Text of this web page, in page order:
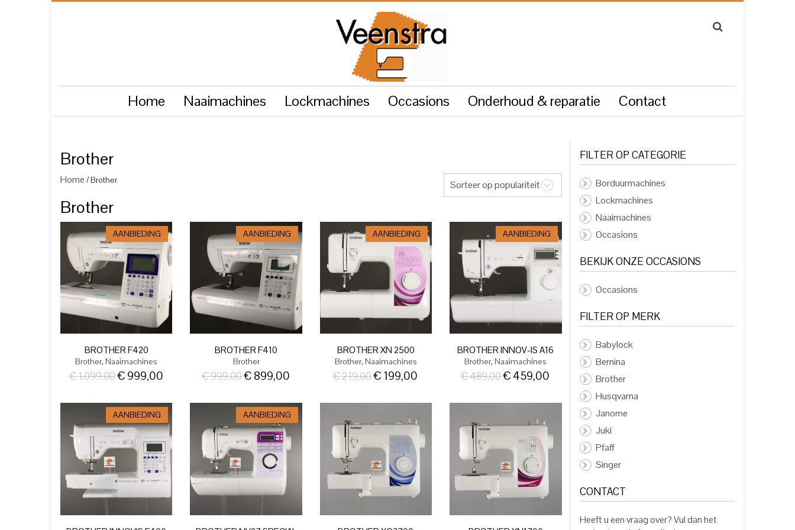
Home Naaimachines Lockmachines Occasions Onderhoud & reparatie Contact
Brother
Sorteer op populariteit
Home / Brother
Brother
AANBIEDING
BROTHER F420
Brother,Naaimachines
€1.099,00€999,00
AANBIEDING
BROTHER F410
Brother
€999,00€ 899,00
AANBIEDING
BROTHER XN 2500
Brother, Naaimachines
€219,00€ 199,00
AANBIEDING
BROTHER INNOV-IS A16
Brother,Naaimachines
€489,00€ 459,00
AANBIEDING AANBIEDING
FILTER OP CATEGORIE
Borduurmachines
Lockmachines
Naaimachines
Occasions
BEKIJK ONZE OCCASIONS
Occasions
FILTER OP MERK
Babylock
Bernina
Brother
Husqvarna
Janome
Juki
Pfaff
Singer
CONTACT
Heeft u een vraag over? Vul dan het